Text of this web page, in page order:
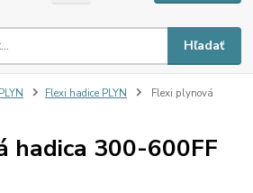
Hľadať
Flexi hadice PLYN
Flexi plynová
hadica 300-600FF